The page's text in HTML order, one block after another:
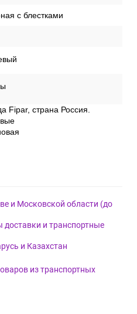
с блестками
Fipar, страна Россия.
и Московской области (до
и транспортные
и Казахстан
из транспортных